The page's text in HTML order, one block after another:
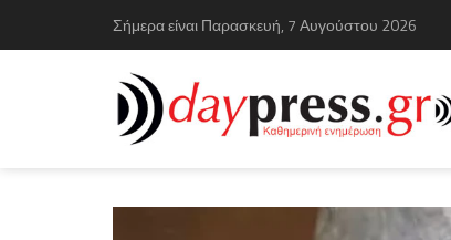
Σήμερα είναι Παρασκευή, 7 Αυγούστου 2026